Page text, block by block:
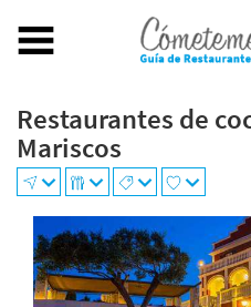
Buscar restaurante
BUSCAR RESTAURANTE
Restaurantes en Menorca
Abiertos
Restaurantes de
Mariscos
+
−